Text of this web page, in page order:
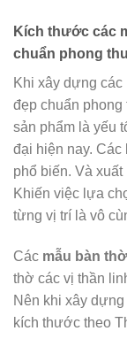
Kích thước các
chuẩn phong
Khi xây dựng các
đẹp chuẩn
sản phẩm là yếu
đại hiện nay.
phổ biến. Và
Khiến việc lựa
từng vị trí là vô
Các mẫu bàn
thờ các vị thần
Nên khi xây
kích thước theo